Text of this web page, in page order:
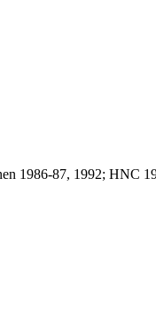
1986-87, 1992; HNC